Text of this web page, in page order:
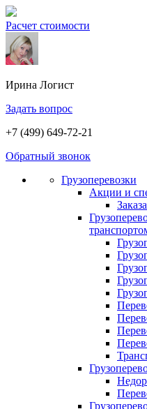
Расчет стоимости
Ирина Логист
Задать вопрос
+7 (499) 649-72-21
Обратный звонок
Грузоперевозки
Акции и